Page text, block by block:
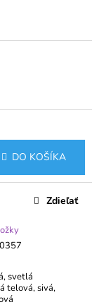
DO KOŠÍKA
svetlá
telová, sivá,
Zdieľať